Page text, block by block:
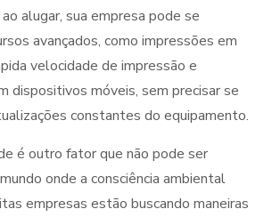
alugar, sua empresa pode se
avançados, como impressões em
velocidade de impressão e
dispositivos móveis, sem precisar se
constantes do equipamento.
é outro fator que não pode ser
onde a consciência ambiental
empresas estão buscando maneiras